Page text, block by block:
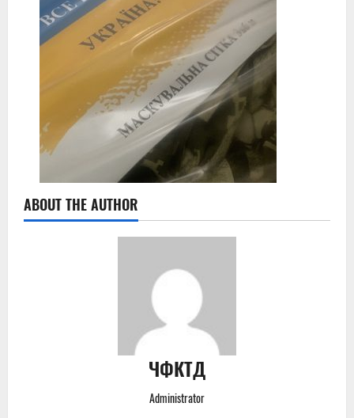
ABOUT THE AUTHOR
ЧФКТД
Administrator